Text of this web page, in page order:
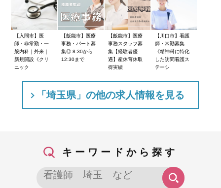
【入間市】医
師・非常勤・一
般内科｜外来｜
新規開設《クリ
ニック
【飯能市】医療
事務・パート募
集◎ 8:30から
12:30まで
【飯能市】医療
事務スタッフ募
集【経験者優
遇】産休育休取
得実績
【川口市】看護
師・常勤募集
《精神科に特化
した訪問看護ス
テーシ
「埼玉県」の他の求人情報を見る
キーワードから探す